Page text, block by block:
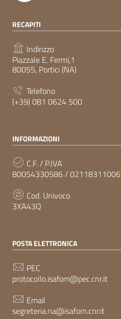
RECAPITI
Indirizzo
Piazzale E. Fermi,1
80055, Portici (NA)
Telefono
(+39) 081 0624 500
INFORMAZIONI
C.F. / P.IVA
80054330586 / 02118311006
Cod. Univoco
3XA43Q
POSTA ELETTRONICA
PEC
protocollo.isafom@pec.cnr.it
Email
segreteria.na@isafom.cnr.it